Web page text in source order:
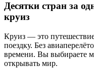
Десятки стран за
круиз
Круиз — это
поездку. Без
времени. Вы выбираете
открывать мир.